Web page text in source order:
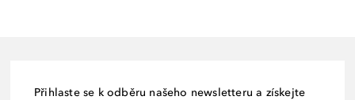
Přihlaste se k odběru našeho newsletteru a získejte